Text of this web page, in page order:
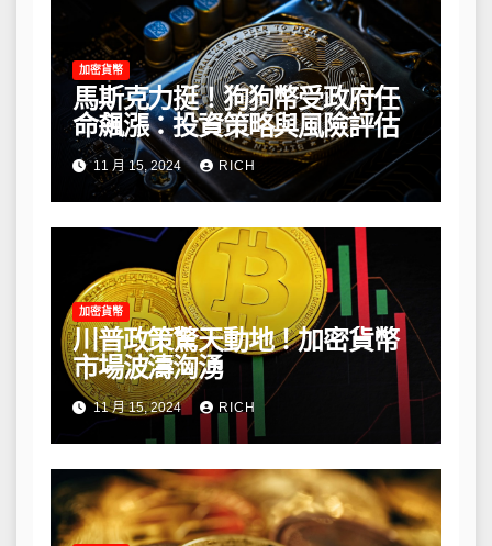
加密貨幣
馬斯克力挺！狗狗幣受政府任
命飆漲：投資策略與風險評估
11 月 15, 2024 RICH
加密貨幣
川普政策驚天動地！加密貨幣
市場波濤洶湧
11 月 15, 2024 RICH